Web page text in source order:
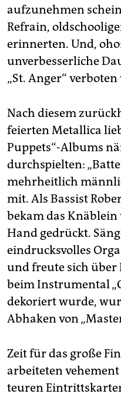
aufzunehmen
Refrain,
erinnerten. Und,
unverbesserliche
„St. Anger“
Nach diesem
feierten Metallica
Puppets“-Albums
durchspielten:
mehrheitlich
mit. Als Bassist
bekam das Knäblein
Hand gedrückt.
eindrucksvolles
und freute sich über
beim Instrumental
dekoriert wurde,
Abhaken von
Zeit für das große
arbeiteten
teuren